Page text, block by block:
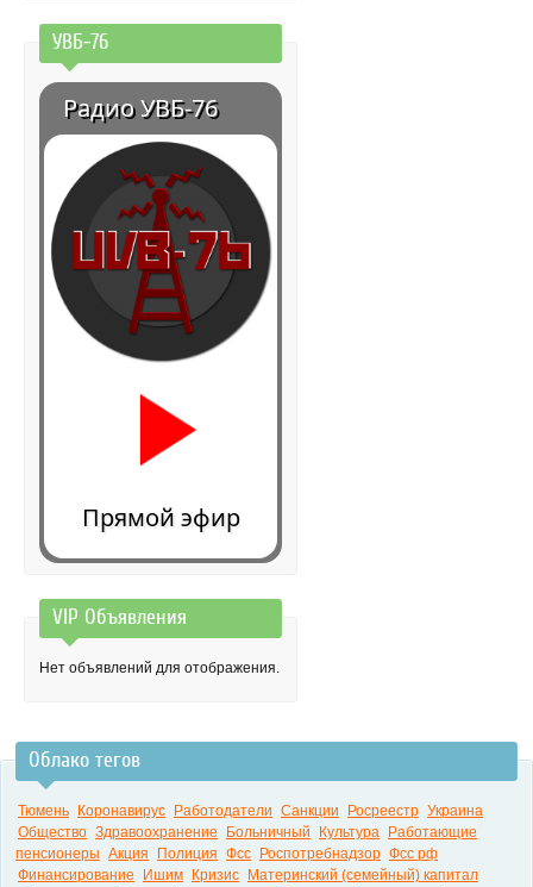
УВБ-76
Радио УВБ-76
0:00
Прямой эфир
VIP Объявления
Нет объявлений для отображения.
Облако тегов
Тюмень Коронавирус Работодатели Санкции Росреестр Украина
Общество Здравоохранение Больничный Культура
Работающие
пенсионеры Акция Полиция Фсс Роспотребнадзор Фсс рф
Финансирование
Ишим Кризис
Материнский (семейный) капитал